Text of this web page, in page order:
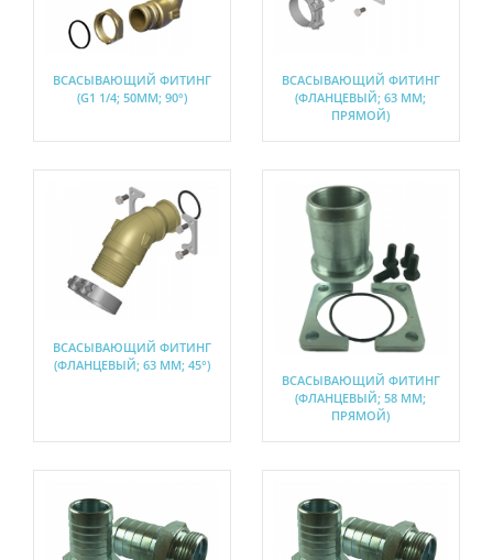
ВСАСЫВАЮЩИЙ ФИТИНГ
(G1 1/4; 50ММ; 90°)
ВСАСЫВАЮЩИЙ ФИТИНГ
(ФЛАНЦЕВЫЙ; 63 ММ;
ПРЯМОЙ)
ВСАСЫВАЮЩИЙ ФИТИНГ
(ФЛАНЦЕВЫЙ; 63 ММ; 45°)
ВСАСЫВАЮЩИЙ ФИТИНГ
(ФЛАНЦЕВЫЙ; 58 ММ;
ПРЯМОЙ)